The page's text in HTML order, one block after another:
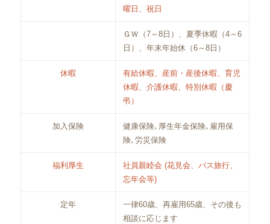
曜日、祝日
ＧＷ（7～8日）、夏季休暇（4～6
日）、年末年始休（6～8日）
休暇
有給休暇、産前・産後休暇、育児
休暇、介護休暇、特別休暇（慶
弔）
加入保険
健康保険､厚生年金保険､雇用保
険､労災保険
福利厚生
社員親睦会 (花見会、バス旅行、
忘年会等)
定年
一律60歳、再雇用65歳、その後も
相談に応じます